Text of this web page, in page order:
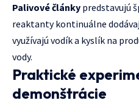
Palivové články predstavujú
reaktanty kontinuálne
využívajú vodík a kyslík na
vody.
Praktické
demonštrácie